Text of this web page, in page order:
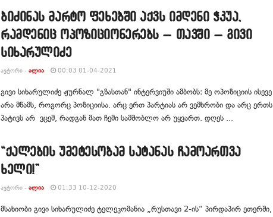
ბიძინას მარტო ფეხებში აქვს იმდენი ჭკუა,
რამდენიც ოპოზიციონერებს – თავში – გივი
სიხარულიძე
ᲐᲕᲢᲝᲠᲘ - ᲐᲚᲘᲐ 00:03 01-04-2021
გივი სიხარულიძე ჟურნალ "გზასთან" ინტერვიუში ამბობს: მე ოპოზიციის ისევე
არა მწამს, როგორც პოზიციისა. არც ერთ პარტიას არ ვემხრობი და არც ერთს
პატივს არ ვცემ, რადგან მათ ჩემი სამშობლო არ უყვართ. დღეს ...
“ქალების უმეტესობამ სატანას ჩამოართვა
ხელი!”
ᲐᲕᲢᲝᲠᲘ - ᲐᲚᲘᲐ 01:33 10-12-2020
მსახიობი გივი სიხარულიძე ტელეკომანია „რუსთავი 2-ის“ პირდაპირ ეთერში,